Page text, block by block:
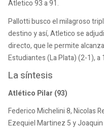
Atletico 93 a 91.
Pallotti busco el milagroso
destino y así, Atletico se
directo, que le permite
Estudiantes (La Plata) (2-1), a
La síntesis
Atlético Pilar (93)
Federico Michelini 8, Nicolas
Ezequiel Martinez 5 y